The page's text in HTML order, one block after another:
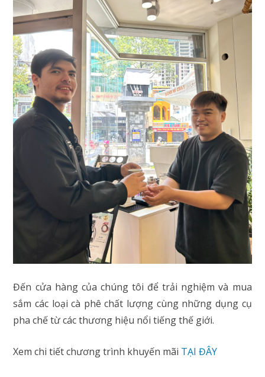
Đến cửa hàng của chúng tôi để trải nghiệm và mua
sắm các loại cà phê chất lượng cùng những dụng cụ
pha chế từ các thương hiệu nổi tiếng thế giới.
Xem chi tiết chương trình khuyến mãi TẠI ĐÂY